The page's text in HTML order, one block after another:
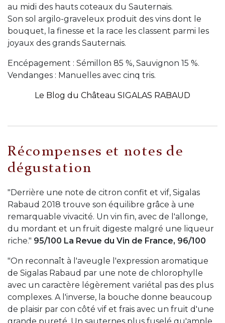
au midi des hauts coteaux du Sauternais.
Son sol argilo-graveleux produit des vins dont le
bouquet, la finesse et la race les classent parmi les
joyaux des grands Sauternais.
Encépagement : Sémillon 85 %, Sauvignon 15 %.
Vendanges : Manuelles avec cinq tris.
Le Blog du Château SIGALAS RABAUD
Récompenses et notes de
dégustation
"Derrière une note de citron confit et vif, Sigalas
Rabaud 2018 trouve son équilibre grâce à une
remarquable vivacité. Un vin fin, avec de l'allonge,
du mordant et un fruit digeste malgré une liqueur
riche." 95/100 La Revue du Vin de France, 96/100
"On reconnaît à l'aveugle l'expression aromatique
de Sigalas Rabaud par une note de chlorophylle
avec un caractère légèrement variétal pas des plus
complexes. A l'inverse, la bouche donne beaucoup
de plaisir par con côté vif et frais avec un fruit d'une